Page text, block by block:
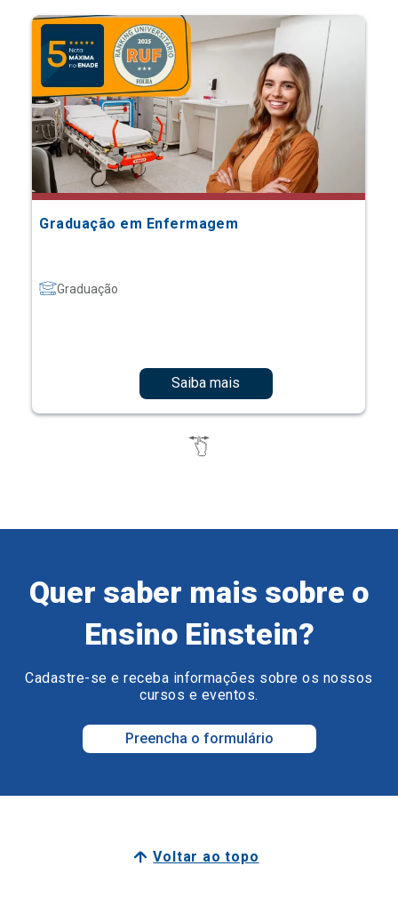
Graduação em Enfermagem
Graduação
Saiba mais
Quer saber mais sobre o
Ensino Einstein?
Cadastre-se e receba informações sobre os nossos
cursos e eventos.
Preencha o formulário
Voltar ao topo